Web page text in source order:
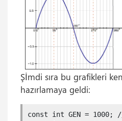
Şİmdi sıra bu grafikleri
hazırlamaya geldi:
const int GEN =